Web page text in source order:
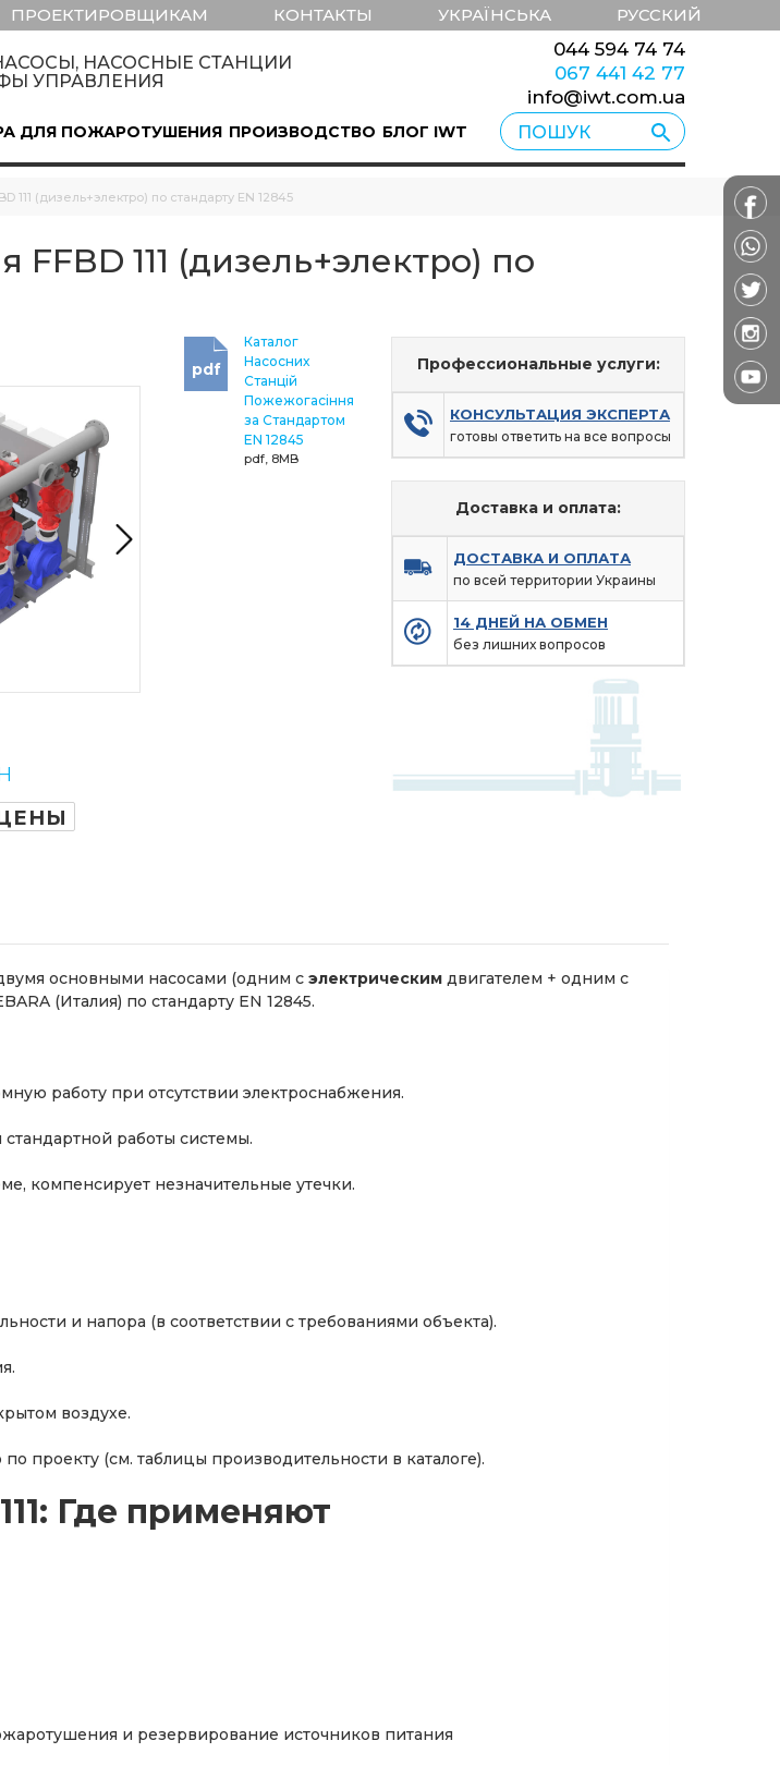
ПРОЕКТИРОВЩИКАМ КОНТАКТЫ УКРАЇНСЬКА РУССКИЙ
НАСОСНЫЕ СТАНЦИИ
УПРАВЛЕНИЯ
044 594 74 74
067 441 42 77
info@iwt.com.ua
ДЛЯ ПОЖАРОТУШЕНИЯ ПРОИЗВОДСТВО БЛОГ IWT
(дизель+электро) по стандарту EN 12845
111 (дизель+электро) по
Каталог
Насосних
Станцій
Пожежогасіння
за Стандартом
EN 12845
pdf, 8MB
pdf Профессиональные услуги:
КОНСУЛЬТАЦИЯ ЭКСПЕРТА
готовы ответить на все вопросы
Доставка и оплата:
ДОСТАВКА И ОПЛАТА
по всей территории Украины
14 ДНЕЙ НА ОБМЕН
без лишних вопросов
основными насосами (одним с электрическим двигателем + одним с
(Италия) по стандарту EN 12845.
работу при отсутствии электроснабжения.
работы системы.
компенсирует незначительные утечки.
и напора (в соответствии с требованиями объекта).
воздухе.
проекту (см. таблицы производительности в каталоге).
Где применяют
и резервирование источников питания